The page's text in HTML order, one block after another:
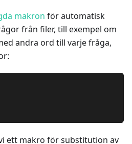
makron för automatisk
från filer, till exempel om
andra ord till varje fråga,
ett makro för substitution av